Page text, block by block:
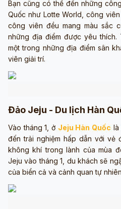
Bạn cũng có thể đến những
Quốc như Lotte World, công
công viên đều mang màu sắc
những địa điểm được yêu thích.
một trong những địa điểm sân
viên giải trí.
Đảo Jeju - Du lịch Hàn
Vào tháng 1, ở Jeju Hàn Quốc là
đến trải nghiệm hấp dẫn với vẻ
không khí trong lành của mùa
Jeju vào tháng 1, du khách sẽ
của biển cả và cảnh quan tự